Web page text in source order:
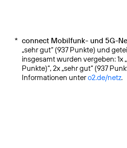
* connect Mobilfunk- und 5G-
„sehr gut“ (937 Punkte) und
insgesamt wurden vergeben: 1x
Punkte)“, 2x „sehr gut“ (937
Informationen untero2.de/netz.